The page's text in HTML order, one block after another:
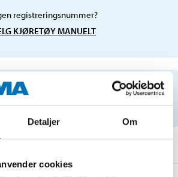
Detaljer Om
cookies
registreringsnummer?
KJØRETØY MANUELT
ved søk etter reservedeler ved
og